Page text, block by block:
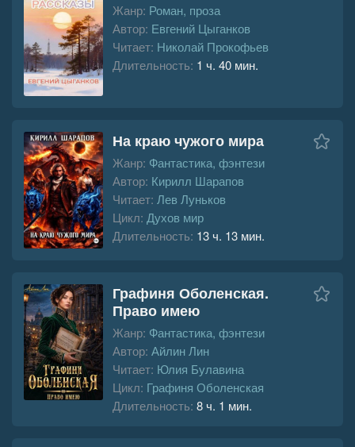
Жанр: Роман, проза
Автор: Евгений Цыганков
Читает: Николай Прокофьев
Длительность: 1 ч. 40 мин.
На краю чужого мира
Жанр: Фантастика, фэнтези
Автор: Кирилл Шарапов
Читает: Лев Луньков
Цикл: Духов мир
Длительность: 13 ч. 13 мин.
Графиня Оболенская.
Право имею
Жанр: Фантастика, фэнтези
Автор: Айлин Лин
Читает: Юлия Булавина
Цикл: Графиня Оболенская
Длительность: 8 ч. 1 мин.